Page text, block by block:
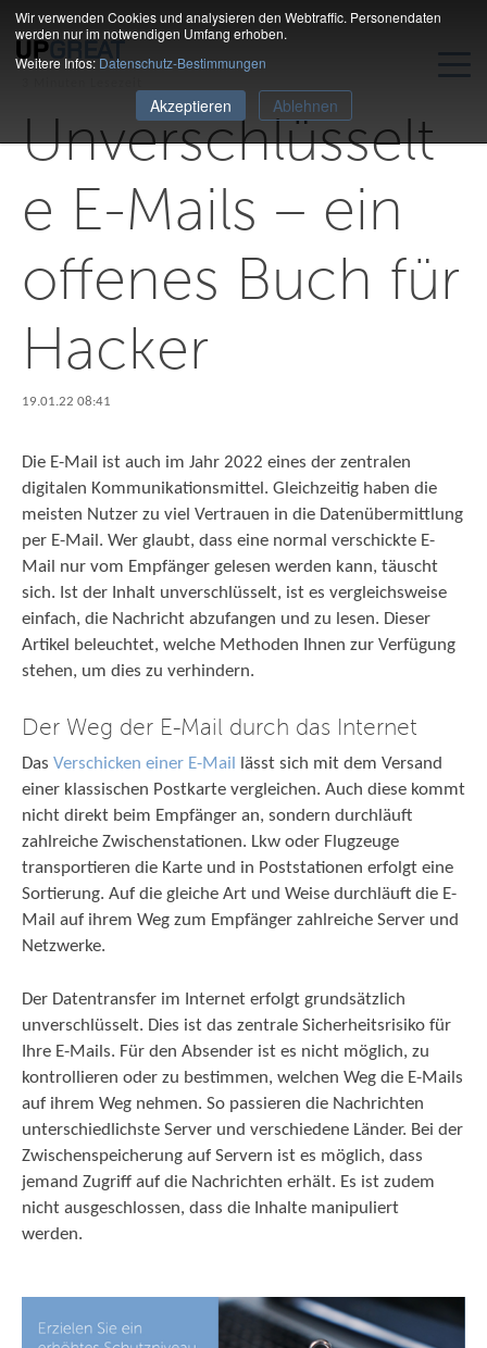
Wir verwenden Cookies und analysieren den Webtraffic. Personendaten
werden nur im notwendigen Umfang erhoben.
Weitere Infos:Datenschutz-Bestimmungen
Akzeptieren Ablehnen
Unverschlüsselt
e E-Mails – ein
offenes Buch für
Hacker
19.01.22 08:41
Die E-Mail ist auch im Jahr 2022 eines der zentralen
digitalen Kommunikationsmittel. Gleichzeitig haben die
meisten Nutzer zu viel Vertrauen in die Datenübermittlung
per E-Mail. Wer glaubt, dass eine normal verschickte E-
Mail nur vom Empfänger gelesen werden kann, täuscht
sich. Ist der Inhalt unverschlüsselt, ist es vergleichsweise
einfach, die Nachricht abzufangen und zu lesen. Dieser
Artikel beleuchtet, welche Methoden Ihnen zur Verfügung
stehen, um dies zu verhindern.
Der Weg der E-Mail durch das Internet
Das Verschicken einer E-Mail
lässt sich mit dem Versand
einer klassischen Postkarte vergleichen. Auch diese kommt
nicht direkt beim Empfänger an, sondern durchläuft
zahlreiche Zwischenstationen. Lkw oder Flugzeuge
transportieren die Karte und in Poststationen erfolgt eine
Sortierung. Auf die gleiche Art und Weise durchläuft die E-
Mail auf ihrem Weg zum Empfänger zahlreiche Server und
Netzwerke.
Der Datentransfer im Internet erfolgt grundsätzlich
unverschlüsselt. Dies ist das zentrale Sicherheitsrisiko für
Ihre E-Mails. Für den Absender ist es nicht möglich, zu
kontrollieren oder zu bestimmen, welchen Weg die E-Mails
auf ihrem Weg nehmen. So passieren die Nachrichten
unterschiedlichste Server und verschiedene Länder. Bei der
Zwischenspeicherung auf Servern ist es möglich, dass
jemand Zugriff auf die Nachrichten erhält. Es ist zudem
nicht ausgeschlossen, dass die Inhalte manipuliert
werden.